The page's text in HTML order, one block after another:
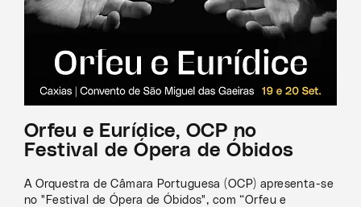
Orfeu e Eurídice, OCP no
Festival de Ópera de Óbidos
A Orquestra de Câmara Portuguesa (OCP) apresenta-se
no "Festival de Ópera de Óbidos", com “Orfeu e